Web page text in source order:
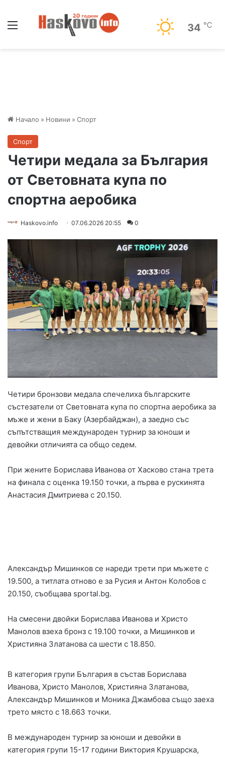
34 ℃
Начало » Новини » Спорт
Спорт
Четири медала за България
от Световната купа по
спортна аеробика
Haskovo.info 07.06.2026 20:55 0
Четири бронзови медала спечелиха българските
състезатели от Световната купа по спортна аеробика за
мъже и жени в Баку (Азербайджан), а заедно със
съпътстващия международен турнир за юноши и
девойки отличията са общо седем.
При жените Борислава Иванова от Хасково стана трета
на финала с оценка 19.150 точки, а първа е рускинята
Анастасия Дмитриева с 20.150.
Александър Мишинков се нареди трети при мъжете с
19.500, а титлата отново е за Русия и Антон Колобов с
20.150, съобщава sportal.bg.
На смесени двойки Борислава Иванова и Христо
Манолов взеха бронз с 19.100 точки, а Мишинков и
Християна Златанова са шести с 18.850.
В категория групи България в състав Борислава
Иванова, Христо Манолов, Християна Златанова,
Александър Мишинков и Моника Джамбова също заеха
трето място с 18.663 точки.
В международен турнир за юноши и девойки в
категория групи 15-17 години Виктория Крушарска,